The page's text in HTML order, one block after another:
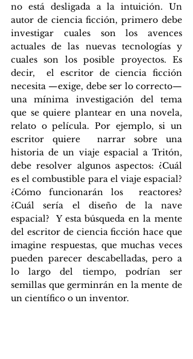
no está desligada a la intuición. Un
autor de ciencia ficción, primero debe
investigar cuales son los avences
actuales de las nuevas tecnologías y
cuales son los posible proyectos. Es
decir,  el escritor de ciencia ficción
necesita —exige, debe ser lo correcto—
una mínima investigación del tema
que se quiere plantear en una novela,
relato o película. Por ejemplo, si un
escritor quiere  narrar sobre una
historia de un viaje espacial a Tritón,
debe resolver algunos aspectos: ¿Cuál
es el combustible para el viaje espacial?
¿Cómo funcionarán los  reactores?
¿Cuál sería el diseño de la nave
espacial?  Y esta búsqueda en la mente
del escritor de ciencia ficción hace que
imagine respuestas, que muchas veces
pueden parecer descabelladas, pero a
lo largo del tiempo, podrían ser
semillas que germinrán en la mente de
un científico o un inventor.